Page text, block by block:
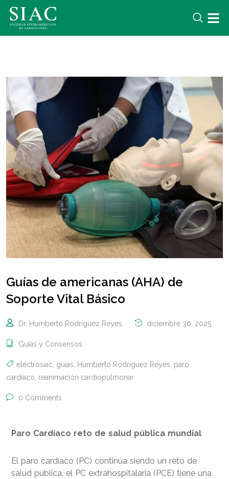
Guías de americanas (AHA) de
Soporte Vital Básico
Dr. Humberto Rodríguez Reyes diciembre 30, 2025
Guías y Consensos
electrosiac, guías, Humberto Rodríguez Reyes, paro
cardíaco, reanimación cardiopulmonar
0 Comments
Paro Cardíaco reto de salud pública mundial
El paro cardíaco (PC) continúa siendo un reto de
salud pública, el PC extrahospitalaria (PCE) tiene una